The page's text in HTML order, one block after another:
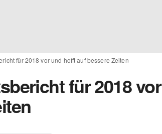
für 2018 vor und hofft auf bessere Zeiten
für 2018 vor